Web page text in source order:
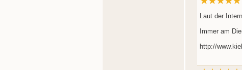
Laut der
Immer am
http://